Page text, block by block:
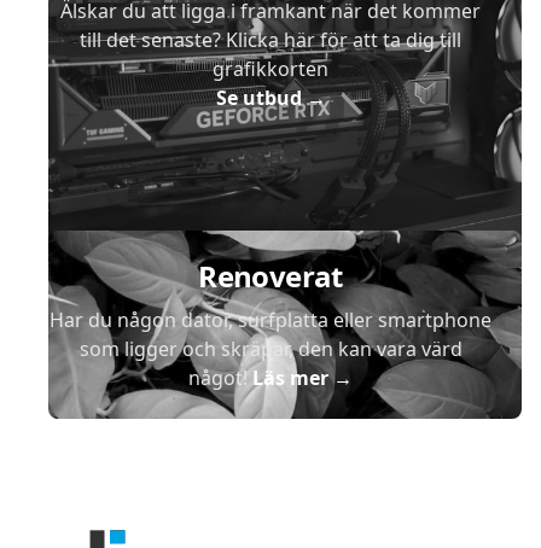
Älskar du att ligga i framkant när det kommer
till det senaste? Klicka här för att ta dig till
grafikkorten
Se utbud→
Renoverat
Har du någon dator, surfplatta eller smartphone
som ligger och skräpar, den kan vara värd
något!Läs mer→